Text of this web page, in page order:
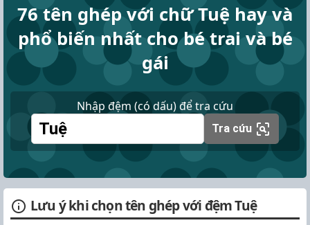
76 tên ghép với chữ Tuệ hay và
phổ biến nhất cho bé trai và bé
gái
Nhập đệm (có dấu) để tra cứu
Tra cứu
Lưu ý khi chọn tên ghép với đệm Tuệ